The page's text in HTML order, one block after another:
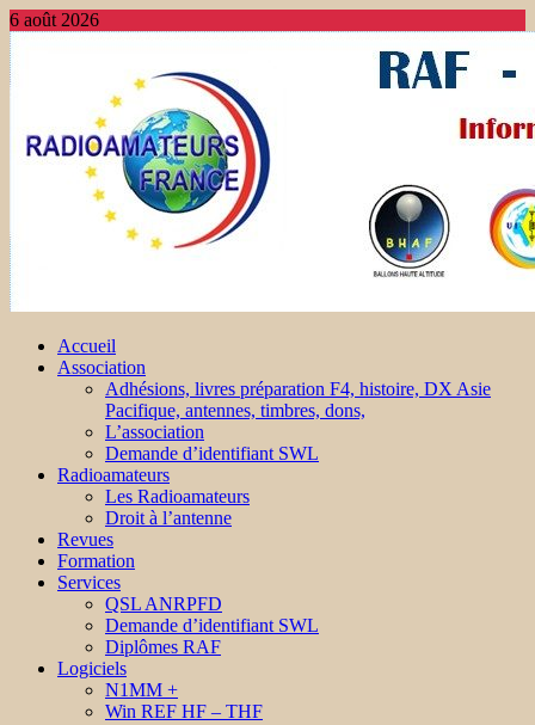
6 août 2026
Accueil
Association
Adhésions, livres préparation F4, histoire, DX Asie
Pacifique, antennes, timbres, dons,
L’association
Demande d’identifiant SWL
Radioamateurs
Les Radioamateurs
Droit à l’antenne
Revues
Formation
Services
QSL ANRPFD
Demande d’identifiant SWL
Diplômes RAF
Logiciels
N1MM +
Win REF HF – THF